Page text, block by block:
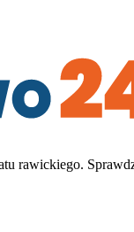
rawickiego.